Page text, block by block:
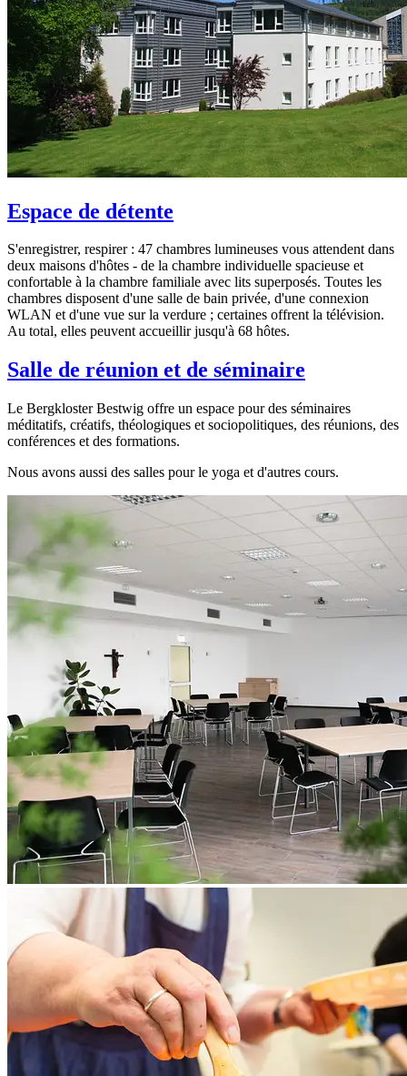
Espace de détente
S'enregistrer, respirer : 47 chambres lumineuses vous attendent dans
deux maisons d'hôtes - de la chambre individuelle spacieuse et
confortable à la chambre familiale avec lits superposés. Toutes les
chambres disposent d'une salle de bain privée, d'une connexion
WLAN et d'une vue sur la verdure ; certaines offrent la télévision.
Au total, elles peuvent accueillir jusqu'à 68 hôtes.
Salle de réunion et de séminaire
Le Bergkloster Bestwig offre un espace pour des séminaires
méditatifs, créatifs, théologiques et sociopolitiques, des réunions, des
conférences et des formations.
Nous avons aussi des salles pour le yoga et d'autres cours.